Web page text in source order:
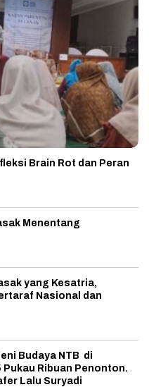
Brain Rot dan Peran
Menentang
yang Kesatria,
Nasional dan
Budaya NTB di
Pukau Ribuan Penonton.
Lalu Suryadi